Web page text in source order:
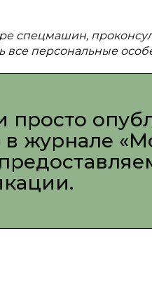
спецмашин,
все персональные
в журнале